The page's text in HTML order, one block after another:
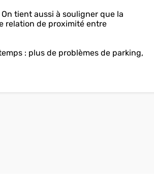
On tient aussi à souligner que la
relation de proximité entre
: plus de problèmes de parking,